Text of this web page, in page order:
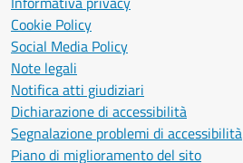
Cookie Policy
Social Media Policy
Note legali
Notifica atti giudiziari
Dichiarazione di accessibilità
Segnalazione problemi di accessibilità
Piano di miglioramento del sito